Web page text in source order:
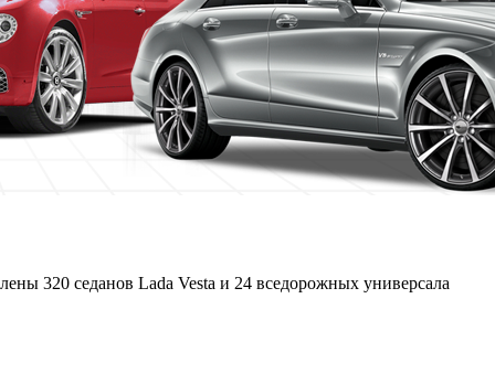
320 седанов Lada Vesta и 24 вседорожных универсала